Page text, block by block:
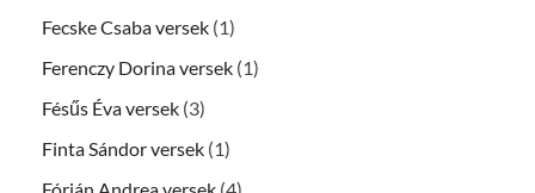
Fecske Csaba versek (1)
Ferenczy Dorina versek (1)
Fésűs Éva versek (3)
Finta Sándor versek (1)